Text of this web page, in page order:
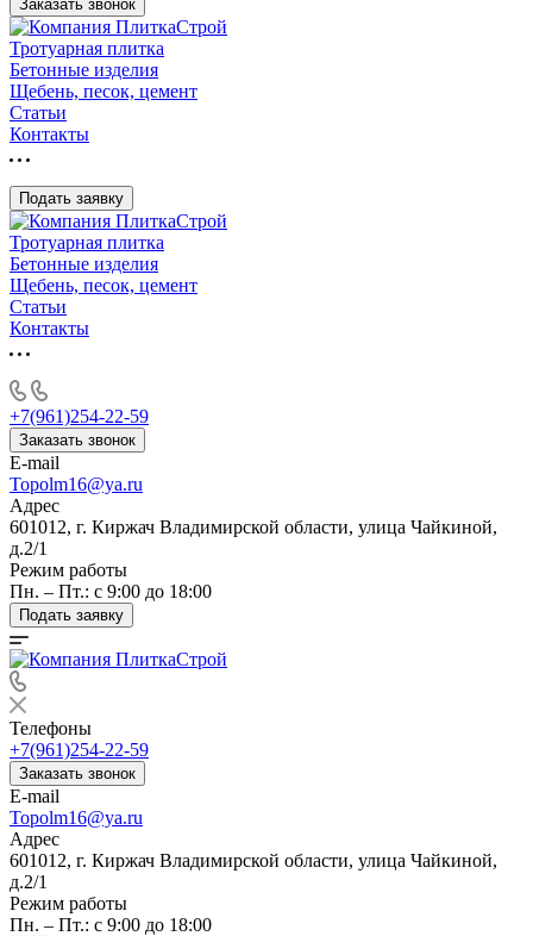
Заказать звонок
Тротуарная плитка
Бетонные изделия
Щебень, песок, цемент
Статьи
Контакты
Подать заявку
Тротуарная плитка
Бетонные изделия
Щебень, песок, цемент
Статьи
Контакты
+7(961)254-22-59
Заказать звонок
E-mail
Topolm16@ya.ru
Адрес
601012, г. Киржач Владимирской области, улица Чайкиной,
д.2/1
Режим работы
Пн. – Пт.: с 9:00 до 18:00
Подать заявку
Телефоны
+7(961)254-22-59
Заказать звонок
E-mail
Topolm16@ya.ru
Адрес
601012, г. Киржач Владимирской области, улица Чайкиной,
д.2/1
Режим работы
Пн. – Пт.: с 9:00 до 18:00